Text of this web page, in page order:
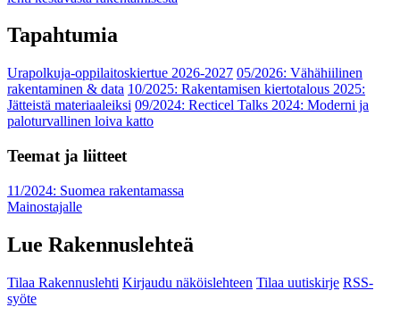
Tapahtumia
Urapolkuja-oppilaitoskiertue 2026-2027 05/2026: Vähähiilinen
rakentaminen & data 10/2025: Rakentamisen kiertotalous 2025:
Jätteistä materiaaleiksi 09/2024: Recticel Talks 2024: Moderni ja
paloturvallinen loiva katto
Teemat ja liitteet
11/2024: Suomea rakentamassa
Mainostajalle
Lue Rakennuslehteä
Tilaa Rakennuslehti Kirjaudu näköislehteen Tilaa uutiskirje RSS-
syöte